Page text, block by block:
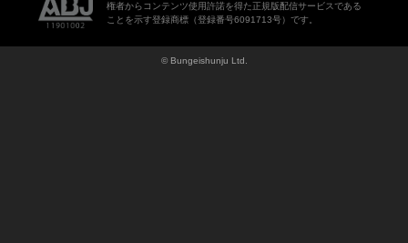
権者からコンテンツ使用許諾を得た正規版配信サービスである
ことを示す登録商標（登録番号6091713号）です。
© Bungeishunju Ltd.